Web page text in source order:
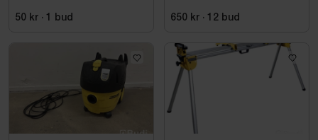
50 kr · 1 bud
650 kr · 12 bud